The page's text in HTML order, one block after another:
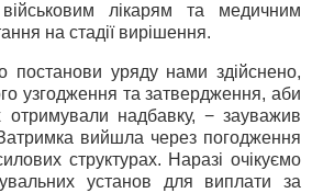
лікарям та медичним
на стадії вирішення.
уряду нами здійснено,
узгодження та затвердження, аби
надбавку, − зауважив
вийшла через погодження
структурах. Наразі очікуємо
установ для виплати за